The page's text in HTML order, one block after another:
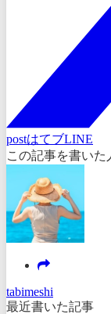
postはてブLINE
この記事を書いた
tabimeshi
最近書いた記事